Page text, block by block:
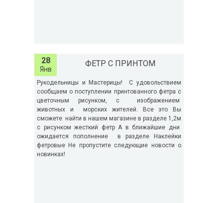
28
Янв
ФЕТР С ПРИНТОМ
Рукодельницы и Мастерицы! С удовольствием
сообщаем о поступлении принтованного фетра с
цветочным рисунком, с изображением
животных и морских жителей. Все это Вы
сможете найти в нашем магазине в разделе 1,2м
с рисунком жесткий фетр А в ближайшие дни
ожидается пополнение в разделе Наклейки
фетровые Не пропустите следующие новости о
новинках!